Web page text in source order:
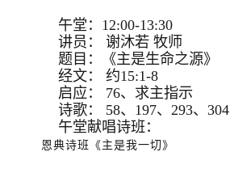
午堂：12:00-13:30
讲员：
谢沐若 牧师
题目：
《主是生命之源》
经文：
约15:1-8
启应：
76、求主指示
诗歌：
58、197、293、 304
午堂献唱诗班：
恩典诗班《主是我一切》